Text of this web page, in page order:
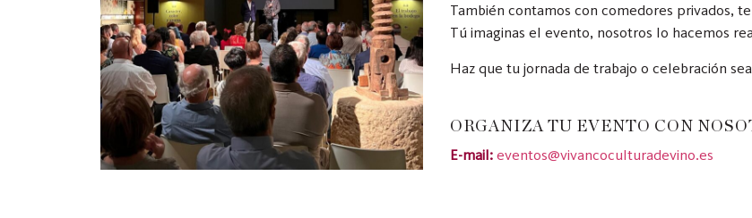
También contamos con comedores privados,
Tú imaginas el evento, nosotros lo hacemos
Haz que tu jornada de trabajo o celebración
ORGANIZA TU EVENTO CON
E-mail: eventos@vivancoculturadevino.es